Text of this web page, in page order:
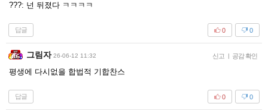
???: 넌 뒤졌다 ㅋㅋㅋㅋ
답글 0
0
그림자 26-06-12 11:32 신고 | 공감 확인
평생에 다시없을 합법적 기합찬스
답글 0
0